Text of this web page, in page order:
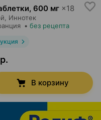
, 600 мг ×18
Иннотек
• без рецепта
В корзину